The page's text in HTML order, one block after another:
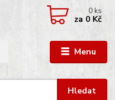
Menu
Hledat
0 ks
za 0 Kč